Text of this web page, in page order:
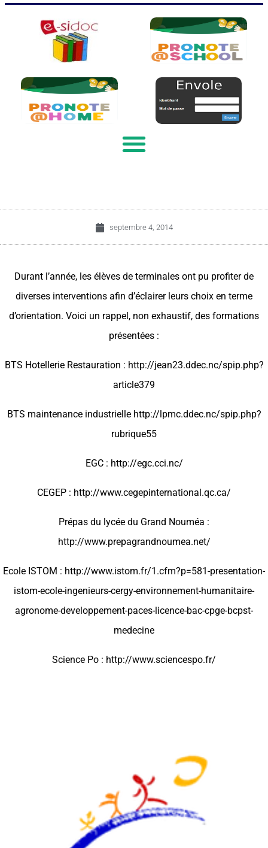
septembre 4, 2014
Durant l’année, les élèves de terminales ont pu profiter de
diverses interventions afin d’éclairer leurs choix en terme
d’orientation. Voici un rappel, non exhaustif, des formations
présentées :
BTS Hotellerie Restauration : http://jean23.ddec.nc/spip.php?
article379
BTS maintenance industrielle http://lpmc.ddec.nc/spip.php?
rubrique55
EGC : http://egc.cci.nc/
CEGEP : http://www.cegepinternational.qc.ca/
Prépas du lycée du Grand Nouméa :
http://www.prepagrandnoumea.net/
Ecole ISTOM : http://www.istom.fr/1.cfm?p=581-presentation-
istom-ecole-ingenieurs-cergy-environnement-humanitaire-
agronome-developpement-paces-licence-bac-cpge-bcpst-
medecine
Science Po : http://www.sciencespo.fr/